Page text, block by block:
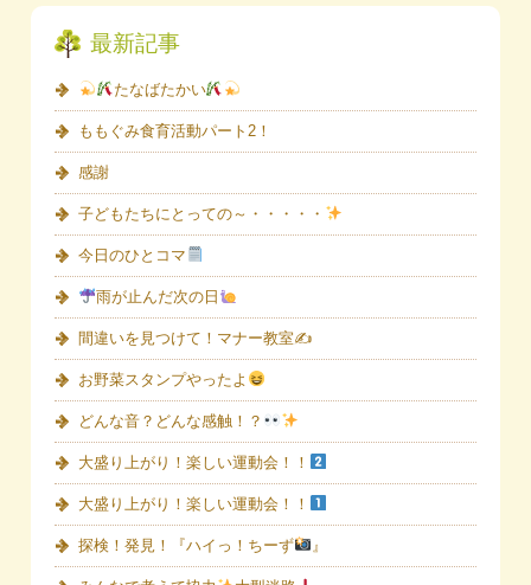
最新記事
たなばたかい
ももぐみ食育活動パート2！
感謝
子どもたちにとっての～・・・・・
今日のひとコマ
雨が止んだ次の日
間違いを見つけて！マナー教室✍
お野菜スタンプやったよ
どんな音？どんな感触！？
大盛り上がり！楽しい運動会！！
大盛り上がり！楽しい運動会！！
探検！発見！『ハイっ！ちーず 』